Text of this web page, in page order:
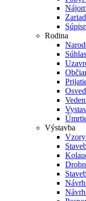
Rodina
Výstavba
Vzory